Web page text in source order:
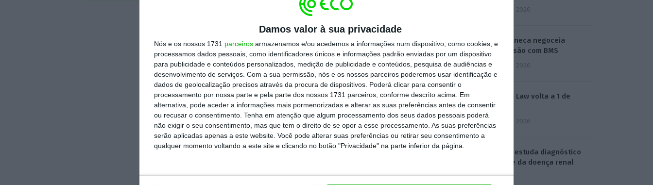
Damos valor à sua privacidade
Nós e os nossos 1731 parceiros armazenamos e/ou acedemos a informações num dispositivo, como cookies, e
processamos dados pessoais, como identificadores únicos e informações padrão enviadas por um dispositivo
para publicidade e conteúdos personalizados, medição de publicidade e conteúdos, pesquisa de audiências e
desenvolvimento de serviços. Com a sua permissão, nós e os nossos parceiros poderemos usar identificação e
dados de geolocalização precisos através da procura de dispositivos. Poderá clicar para consentir o
processamento por nossa parte e pela parte dos nossos 1731 parceiros, conforme descrito acima. Em
alternativa, pode aceder a informações mais pormenorizadas e alterar as suas preferências antes de consentir
ou recusar o consentimento. Tenha em atenção que algum processamento dos seus dados pessoais poderá
não exigir o seu consentimento, mas que tem o direito de se opor a esse processamento. As suas preferências
serão aplicadas apenas a este website. Você pode alterar suas preferências ou retirar seu consentimento a
qualquer momento voltando a este site e clicando no botão "Privacidade" na parte inferior da página.
2 Agosto 2026
AstraZeneca negoceia
megafusão com BMS
3 Agosto 2026
Rock ‘n’ Law volta a 1 de
outubro
3 Agosto 2026
Projeto estuda diagnóstico
precoce da doença renal